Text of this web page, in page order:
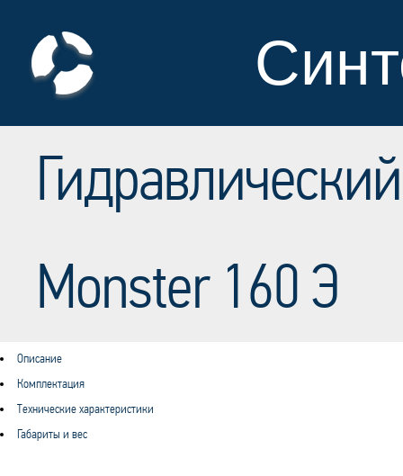
Monster 160 Э
Описание
Комплектация
Технические характеристики
Габариты и вес